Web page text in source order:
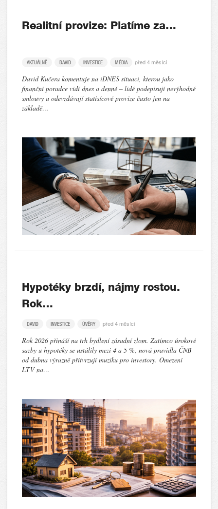
Realitní provize: Platíme za…
AKTUÁLNĚ DAVID INVESTICE MÉDIA před 4 měsíci
David Kučera komentuje na iDNES situaci, kterou jako
finanční poradce vidí dnes a denně – lidé podepisují nevýhodné
smlouvy a odevzdávají statisícové provize často jen na
základě…
Hypotéky brzdí, nájmy rostou.
Rok…
DAVID INVESTICE ÚVĚRY před 4 měsíci
Rok 2026 přináší na trh bydlení zásadní zlom. Zatímco úrokové
sazby u hypotéky se ustálily mezi 4 a 5 %, nová pravidla ČNB
od dubna výrazně přitvrzují muziku pro investory. Omezení
LTV na…